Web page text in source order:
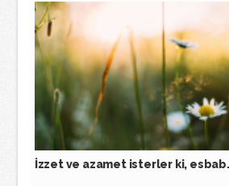
İzzet ve azamet isterler ki,